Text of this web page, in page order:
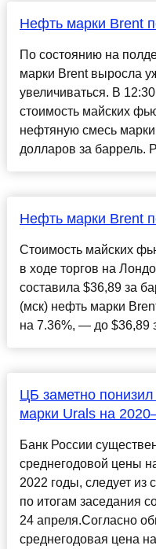
Нефть марки Brent
По состоянию на
марки Brent выросла
увеличиваться. В
стоимость майских
нефтяную смесь
долларов за баррель.
Нефть марки Brent
Стоимость майских
в ходе торгов на
составила $36,89 за
(мск) нефть марки
на 7.36%, — до $36,89
ЦБ заметно
марки Urals на
Банк России
среднегодовой цены
2022 годы, следует из
по итогам заседания
24 апреля.Согласно
среднегодовая цена